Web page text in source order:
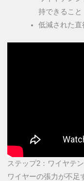
持できること
低減された
ステップ2：ワイヤテ
ワイヤーの張力が不足